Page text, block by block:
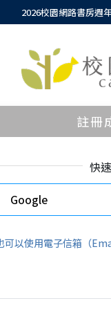
2026校園網路書房週
註冊
快
Google
可以使用電子信箱（